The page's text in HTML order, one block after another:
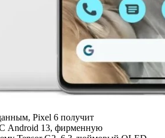
Pixel 6 получит
Android 13, фирменную